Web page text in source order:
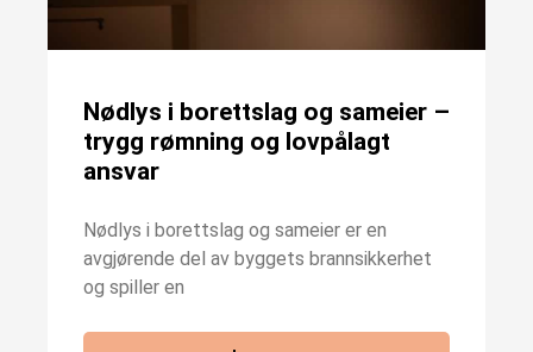
Nødlys i borettslag og sameier –
trygg rømning og lovpålagt
ansvar
Nødlys i borettslag og sameier er en
avgjørende del av byggets brannsikkerhet
og spiller en